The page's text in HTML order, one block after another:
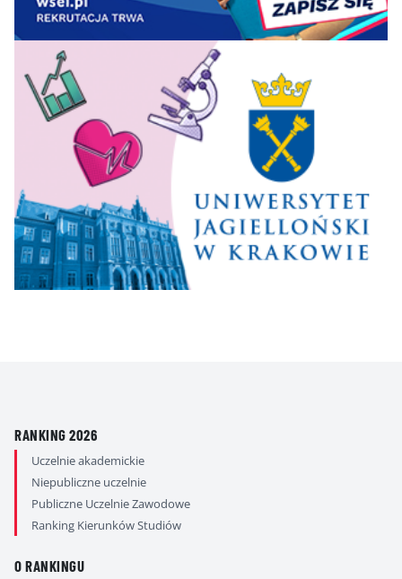
RANKING 2026
Uczelnie akademickie
Niepubliczne uczelnie
Publiczne Uczelnie Zawodowe
Ranking Kierunków Studiów
O RANKINGU